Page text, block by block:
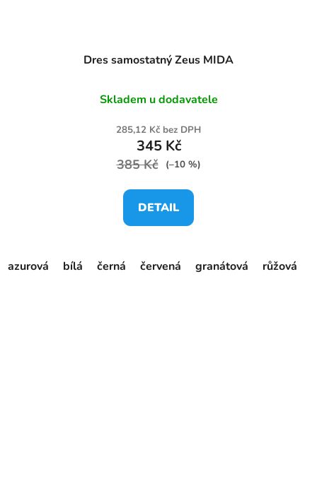
Dres samostatný Zeus MIDA
Skladem u dodavatele
285,12 Kč bez DPH
345 Kč
385 Kč (–10 %)
DETAIL
azurová bílá černá červená granátová růžová